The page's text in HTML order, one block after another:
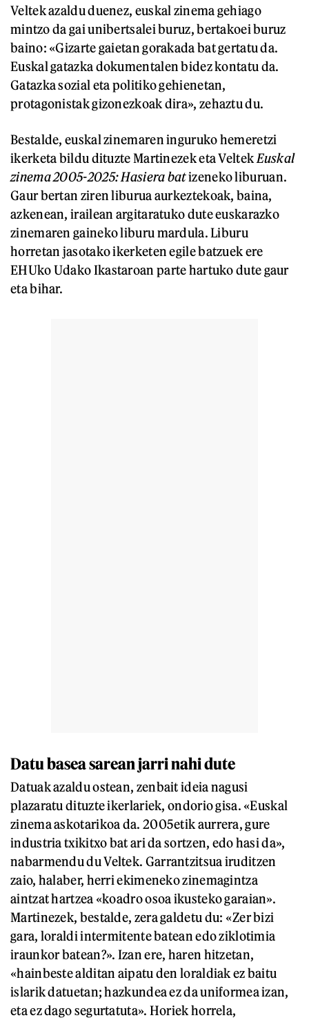
Veltek azaldu duenez, euskal zinema gehiago
mintzo da gai unibertsalei buruz, bertakoei buruz
baino: «Gizarte gaietan gorakada bat gertatu da.
Euskal gatazka dokumentalen bidez kontatu da.
Gatazka sozial eta politiko gehienetan,
protagonistak gizonezkoak dira», zehaztu du.
Bestalde, euskal zinemaren inguruko hemeretzi
ikerketa bildu dituzte Martinezek eta Veltek Euskal
zinema 2005-2025: Hasiera batizeneko liburuan.
Gaur bertan ziren liburua aurkeztekoak, baina,
azkenean, irailean argitaratuko dute euskarazko
zinemaren gaineko liburu mardula. Liburu
horretan jasotako ikerketen egile batzuek ere
EHUko Udako Ikastaroan parte hartuko dute gaur
eta bihar.
Datu basea sarean jarri nahi dute
Datuak azaldu ostean, zenbait ideia nagusi
plazaratu dituzte ikerlariek, ondorio gisa. «Euskal
zinema askotarikoa da. 2005etik aurrera, gure
industria txikitxo bat ari da sortzen, edo hasi da»,
nabarmendu du Veltek. Garrantzitsua iruditzen
zaio, halaber, herri ekimeneko zinemagintza
aintzat hartzea «koadro osoa ikusteko garaian».
Martinezek, bestalde, zera galdetu du: «Zer bizi
gara, loraldi intermitente batean edo ziklotimia
iraunkor batean?». Izan ere, haren hitzetan,
«hainbeste alditan aipatu den loraldiak ez baitu
islarik datuetan; hazkundea ez da uniformea izan,
eta ez dago segurtatuta». Horiek horrela,